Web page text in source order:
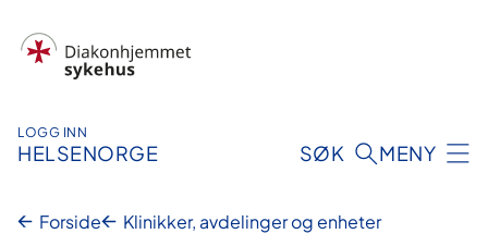
innhold
LOGG INN
HELSENORGE SØK MENY
Forside
Klinikker, avdelinger og enheter